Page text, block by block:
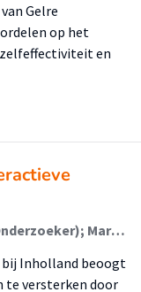
Gelre
op‌ het
en
Jürg Thölke (Lector); Senka Rebac (Onderzoeker); Martijn Mesman (Onderzoeker); Philippa Collin (Onderzoeker); Ilse Speelman (Onderzoeker); Danielle Doria (Stafmedewerker)
Inholland beoogt
te versterken door